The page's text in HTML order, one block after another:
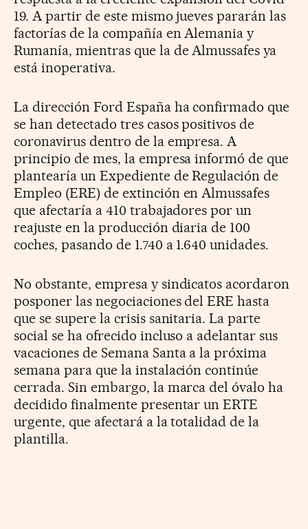
19. A partir de este mismo jueves pararán las
factorías de la compañía en Alemania y
Rumanía, mientras que la de Almussafes ya
está inoperativa.
La dirección Ford España ha confirmado que
se han detectado tres casos positivos de
coronavirus dentro de la empresa. A
principio de mes, la empresa informó de que
plantearía un Expediente de Regulación de
Empleo (ERE) de extinción en Almussafes
que afectaría a 410 trabajadores por un
reajuste en la producción diaria de 100
coches, pasando de 1.740 a 1.640 unidades.
No obstante, empresa y sindicatos acordaron
posponer las negociaciones del ERE hasta
que se supere la crisis sanitaria. La parte
social se ha ofrecido incluso a adelantar sus
vacaciones de Semana Santa a la próxima
semana para que la instalación continúe
cerrada. Sin embargo, la marca del óvalo ha
decidido finalmente presentar un ERTE
urgente, que afectará a la totalidad de la
plantilla.